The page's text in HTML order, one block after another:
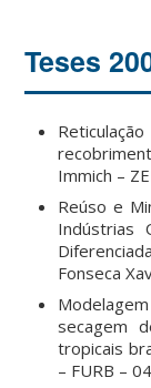
Teses
Immich –
Reúso e
Indústrias
Fonseca
secagem
tropicais
– FURB –